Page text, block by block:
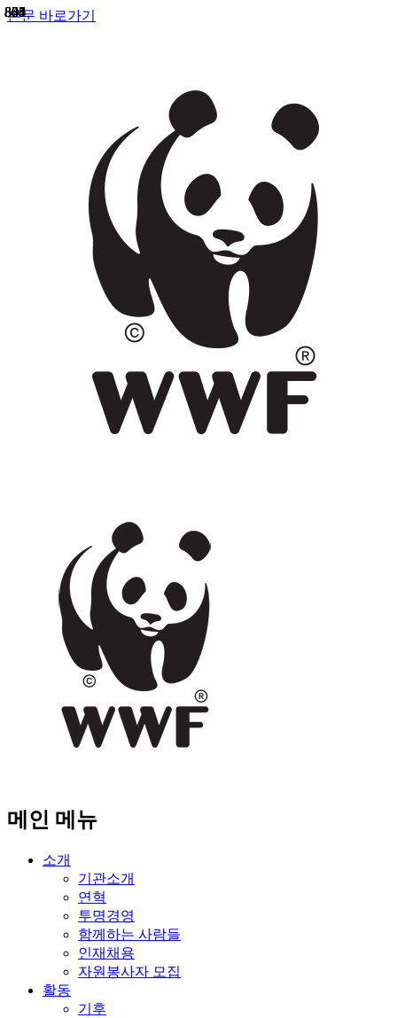
본문 바로가기
메인 메뉴
소개
기관소개
연혁
투명경영
함께하는 사람들
인재채용
자원봉사자 모집
활동
기후
858
855
841
823
803
800
805
804